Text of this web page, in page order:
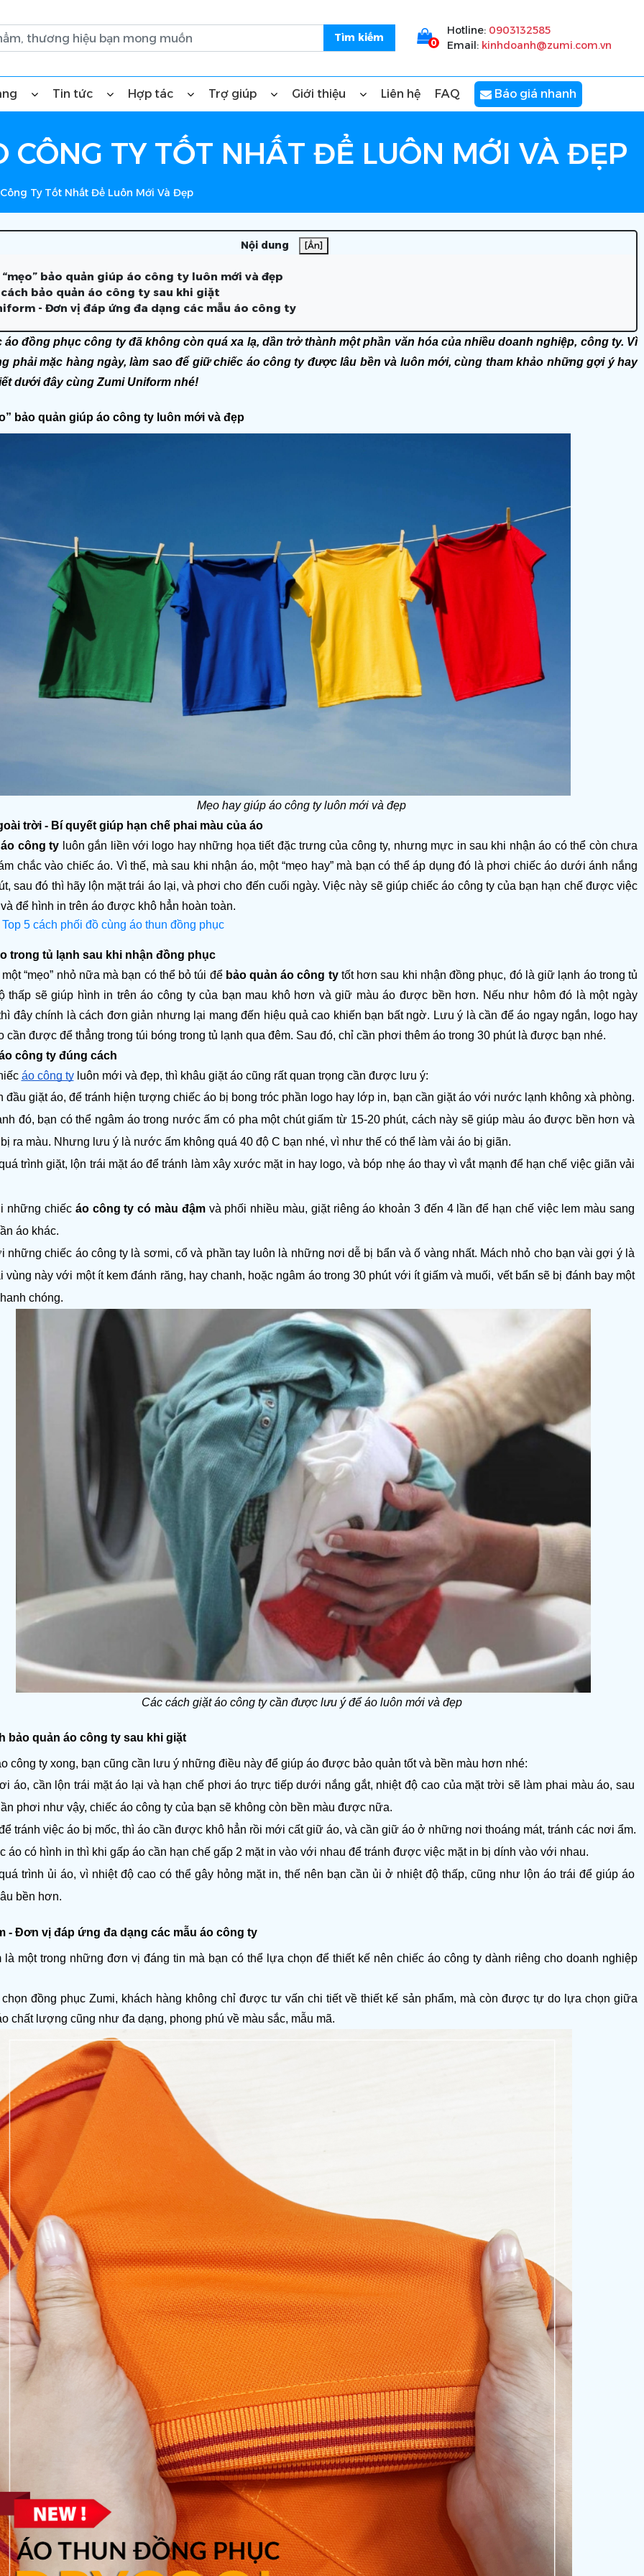
0
Hotline: 0903132585
Email: kinhdoanh@zumi.com.vn
Tin tức Hợp tác Trợ giúp Giới thiệu Liên hệ FAQ Báo giá nhanh
CÔNG TY TỐT NHẤT ĐỂ LUÔN MỚI VÀ ĐẸP
Ty Tốt Nhất Để Luôn Mới Và Đẹp
Nội dung [Ẩn]
bảo quản giúp áo công ty luôn mới và đẹp
cách bảo quản áo công ty sau khi giặt
- Đơn vị đáp ứng đa dạng các mẫu áo công ty
áo đồng phục công ty đã không còn quá xa lạ, dần trở thành một phần văn hóa của nhiều doanh nghiệp, công ty. Vì
phải mặc hàng ngày, làm sao để giữ chiếc áo công ty được lâu bền và luôn mới, cùng tham khảo những gợi ý hay
dưới đây cùng Zumi Uniform nhé!
bảo quản giúp áo công ty luôn mới và đẹp
Mẹo hay giúp áo công ty luôn mới và đẹp
trời - Bí quyết giúp hạn chế phai màu của áo
áo công ty luôn gắn liền với logo hay những họa tiết đặc trưng của công ty, nhưng mực in sau khi nhận áo có thể còn chưa
chắc vào chiếc áo. Vì thế, mà sau khi nhận áo, một “mẹo hay” mà bạn có thể áp dụng đó là phơi chiếc áo dưới ánh nắng
sau đó thì hãy lộn mặt trái áo lại, và phơi cho đến cuối ngày. Việc này sẽ giúp chiếc áo công ty của bạn hạn chế được việc
để hình in trên áo được khô hẳn hoàn toàn.
Top 5 cách phối đồ cùng áo thun đồng phục
trong tủ lạnh sau khi nhận đồng phục
“mẹo” nhỏ nữa mà bạn có thể bỏ túi để bảo quản áo công ty tốt hơn sau khi nhận đồng phục, đó là giữ lạnh áo trong tủ
thấp sẽ giúp hình in trên áo công ty của bạn mau khô hơn và giữ màu áo được bền hơn. Nếu như hôm đó là một ngày
đây chính là cách đơn giản nhưng lại mang đến hiệu quả cao khiến bạn bất ngờ. Lưu ý là cần để áo ngay ngắn, logo hay
cần được để thẳng trong túi bóng trong tủ lạnh qua đêm. Sau đó, chỉ cần phơi thêm áo trong 30 phút là được bạn nhé.
công ty đúng cách
áo công ty luôn mới và đẹp, thì khâu giặt áo cũng rất quan trọng cần được lưu ý:
đầu giặt áo, để tránh hiện tượng chiếc áo bị bong tróc phần logo hay lớp in, bạn cần giặt áo với nước lạnh không xà phòng.
đó, bạn có thể ngâm áo trong nước ấm có pha một chút giấm từ 15-20 phút, cách này sẽ giúp màu áo được bền hơn và
ra màu. Nhưng lưu ý là nước ấm không quá 40 độ C bạn nhé, vì như thế có thể làm vải áo bị giãn.
trình giặt, lộn trái mặt áo để tránh làm xây xước mặt in hay logo, và bóp nhẹ áo thay vì vắt mạnh để hạn chế việc giãn vải
những chiếc áo công ty có màu đậm và phối nhiều màu, giặt riêng áo khoản 3 đến 4 lần để hạn chế việc lem màu sang
áo khác.
những chiếc áo công ty là sơmi, cổ và phần tay luôn là những nơi dễ bị bẩn và ố vàng nhất. Mách nhỏ cho bạn vài gợi ý là
vùng này với một ít kem đánh răng, hay chanh, hoặc ngâm áo trong 30 phút với ít giấm và muối, vết bẩn sẽ bị đánh bay một
chóng.
Các cách giặt áo công ty cần được lưu ý để áo luôn mới và đẹp
bảo quản áo công ty sau khi giặt
công ty xong, bạn cũng cần lưu ý những điều này để giúp áo được bảo quản tốt và bền màu hơn nhé:
áo, cần lộn trái mặt áo lại và hạn chế phơi áo trực tiếp dưới nắng gắt, nhiệt độ cao của mặt trời sẽ làm phai màu áo, sau
phơi như vậy, chiếc áo công ty của bạn sẽ không còn bền màu được nữa.
tránh việc áo bị mốc, thì áo cần được khô hẳn rồi mới cất giữ áo, và cần giữ áo ở những nơi thoáng mát, tránh các nơi ẩm.
áo có hình in thì khi gấp áo cần hạn chế gấp 2 mặt in vào với nhau để tránh được việc mặt in bị dính vào với nhau.
trình ủi áo, vì nhiệt độ cao có thể gây hỏng mặt in, thế nên bạn cần ủi ở nhiệt độ thấp, cũng như lộn áo trái để giúp áo
bền hơn.
- Đơn vị đáp ứng đa dạng các mẫu áo công ty
là một trong những đơn vị đáng tin mà bạn có thể lựa chọn để thiết kế nên chiếc áo công ty dành riêng cho doanh nghiệp
đồng phục Zumi, khách hàng không chỉ được tư vấn chi tiết về thiết kế sản phẩm, mà còn được tự do lựa chọn giữa
chất lượng cũng như đa dạng, phong phú về màu sắc, mẫu mã.